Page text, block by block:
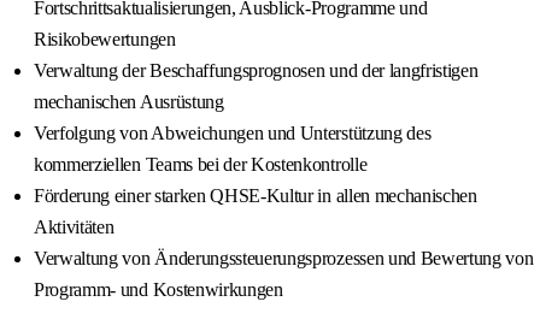
Fortschrittsaktualisierungen, Ausblick-Programme und
Risikobewertungen
Verwaltung der Beschaffungsprognosen und der langfristigen
mechanischen Ausrüstung
Verfolgung von Abweichungen und Unterstützung des
kommerziellen Teams bei der Kostenkontrolle
Förderung einer starken QHSE-Kultur in allen mechanischen
Aktivitäten
Verwaltung von Änderungssteuerungsprozessen und Bewertung von
Programm- und Kostenwirkungen